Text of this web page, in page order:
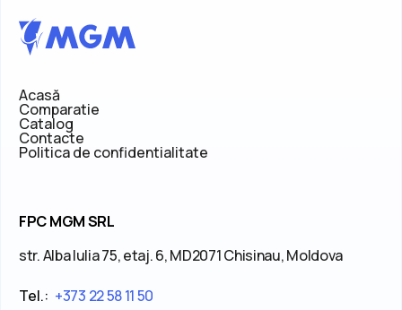
Acasă
Comparatie
Catalog
Contacte
Politica de confidentialitate
FPC MGM SRL
str. Alba Iulia 75, etaj. 6, MD2071 Chisinau, Moldova
Tel.: +373 22 58 11 50